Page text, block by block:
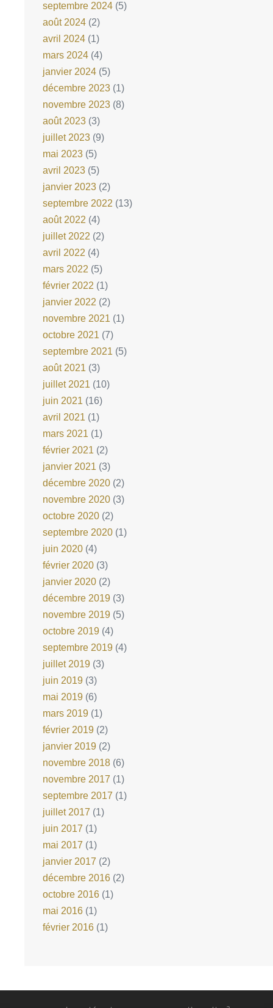
septembre 2024 (5)
août 2024 (2)
avril 2024 (1)
mars 2024 (4)
janvier 2024 (5)
décembre 2023 (1)
novembre 2023 (8)
août 2023 (3)
juillet 2023 (9)
mai 2023 (5)
avril 2023 (5)
janvier 2023 (2)
septembre 2022 (13)
août 2022 (4)
juillet 2022 (2)
avril 2022 (4)
mars 2022 (5)
février 2022 (1)
janvier 2022 (2)
novembre 2021 (1)
octobre 2021 (7)
septembre 2021 (5)
août 2021 (3)
juillet 2021 (10)
juin 2021 (16)
avril 2021 (1)
mars 2021 (1)
février 2021 (2)
janvier 2021 (3)
décembre 2020 (2)
novembre 2020 (3)
octobre 2020 (2)
septembre 2020 (1)
juin 2020 (4)
février 2020 (3)
janvier 2020 (2)
décembre 2019 (3)
novembre 2019 (5)
octobre 2019 (4)
septembre 2019 (4)
juillet 2019 (3)
juin 2019 (3)
mai 2019 (6)
mars 2019 (1)
février 2019 (2)
janvier 2019 (2)
novembre 2018 (6)
novembre 2017 (1)
septembre 2017 (1)
juillet 2017 (1)
juin 2017 (1)
mai 2017 (1)
janvier 2017 (2)
décembre 2016 (2)
octobre 2016 (1)
mai 2016 (1)
février 2016 (1)